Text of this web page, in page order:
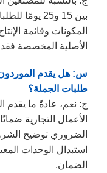
بين 15 و25
المكونات وقائمة
الأصلية المخصصة
س: هل يقدم الموردون
طلبات الجملة؟
ج: نعم، عادةً ما
الأعمال التجارية
الضروري توضيح
استبدال الوحدات
الضمان.